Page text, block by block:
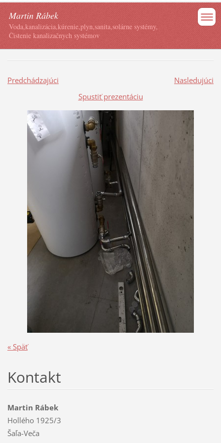
Martin Rábek
Voda,kanalizácia,kúrenie,plyn,sanita,solárne systémy,
Čistenie kanalizačnych systémov
Predchádzajúci
Nasledujúci
Spustiť prezentáciu
« Späť
Kontakt
Martin Rábek
Hollého 1925/3
Šaľa-Veča